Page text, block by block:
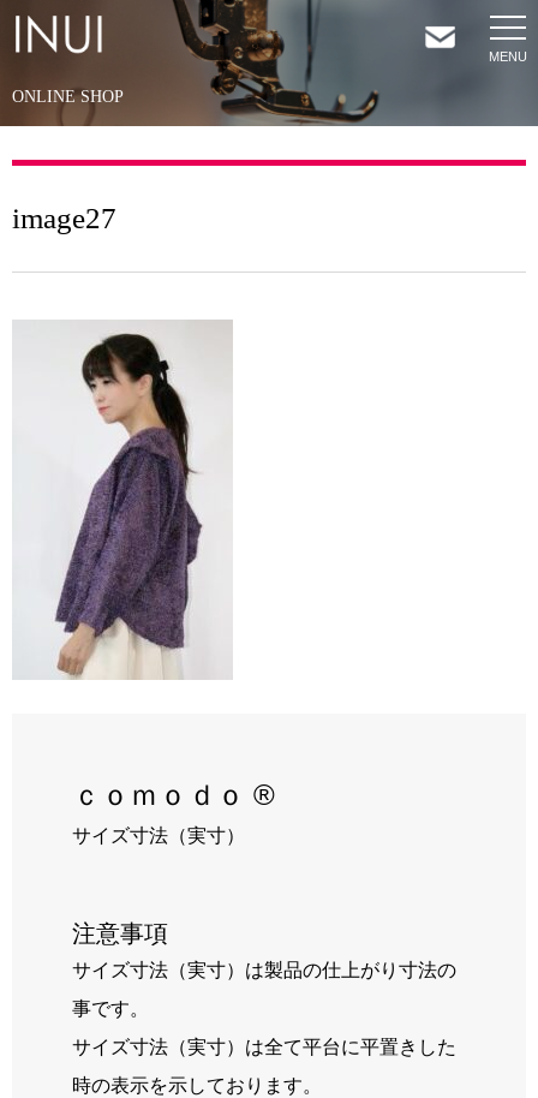
HOME
ONLINE SHOP
image27
ｃｏｍｏｄｏ ®
サイズ寸法（実寸）
注意事項
サイズ寸法（実寸）は製品の仕上がり寸法の
事です。
サイズ寸法（実寸）は全て平台に平置きした
時の表示を示しております。